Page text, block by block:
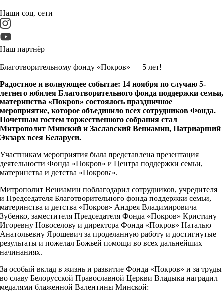
Наши соц. сети
Наш партнёр
Благотворительному фонду «Покров» — 5 лет!
Радостное и волнующее событие: 14 ноября по случаю 5-
летнего юбилея Благотворительного фонда поддержки семьи,
материнства «Покров» состоялось праздничное
мероприятие, которое объединило всех сотрудников Фонда.
Почетным гостем торжественного собрания стал
Митрополит Минский и Заславский Вениамин, Патриарший
Экзарх всея Беларуси.
Участникам мероприятия была представлена презентация
деятельности Фонда «Покров» и Центра поддержки семьи,
материнства и детства «Покрова».
Митрополит Вениамин поблагодарил сотрудников, учредителя
и Председателя Благотворительного фонда поддержки семьи,
материнства и детства «Покров» Андрея Владимировича
Зубенко, заместителя Председателя Фонда «Покров» Кристину
Игоревну Новоселову и директора Фонда «Покров» Наталью
Анатольевну Ярошевич за проделанную работу и достигнутые
результаты и пожелал Божьей помощи во всех дальнейших
начинаниях.
За особый вклад в жизнь и развитие Фонда «Покров» и за труды
во славу Белорусской Православной Церкви Владыка наградил
медалями блаженной Валентины Минской: